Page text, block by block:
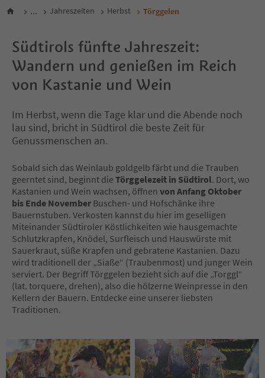
... Jahreszeiten Herbst Törggelen
Südtirols fünfte Jahreszeit:
Wandern und genießen im Reich
von Kastanie und Wein
Im Herbst, wenn die Tage klar und die Abende noch
lau sind, bricht in Südtirol die beste Zeit für
Genussmenschen an.
Sobald sich das Weinlaub goldgelb färbt und die Trauben
geerntet sind, beginnt die Törggelezeit in Südtirol. Dort, wo
Kastanien und Wein wachsen, öffnen von Anfang Oktober
bis Ende November Buschen- und Hofschänke ihre
Bauernstuben. Verkosten kannst du hier im geselligen
Miteinander Südtiroler Köstlichkeiten wie hausgemachte
Schlutzkrapfen, Knödel, Surfleisch und Hauswürste mit
Sauerkraut, süße Krapfen und gebratene Kastanien. Dazu
wird traditionell der „Siaße“ (Traubenmost) und junger Wein
serviert. Der Begriff Törggelen bezieht sich auf die „Torggl“
(lat. torquere, drehen), also die hölzerne Weinpresse in den
Kellern der Bauern. Entdecke eine unserer liebsten
Traditionen.